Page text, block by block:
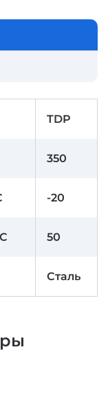
TDP
350
-20
50
Сталь